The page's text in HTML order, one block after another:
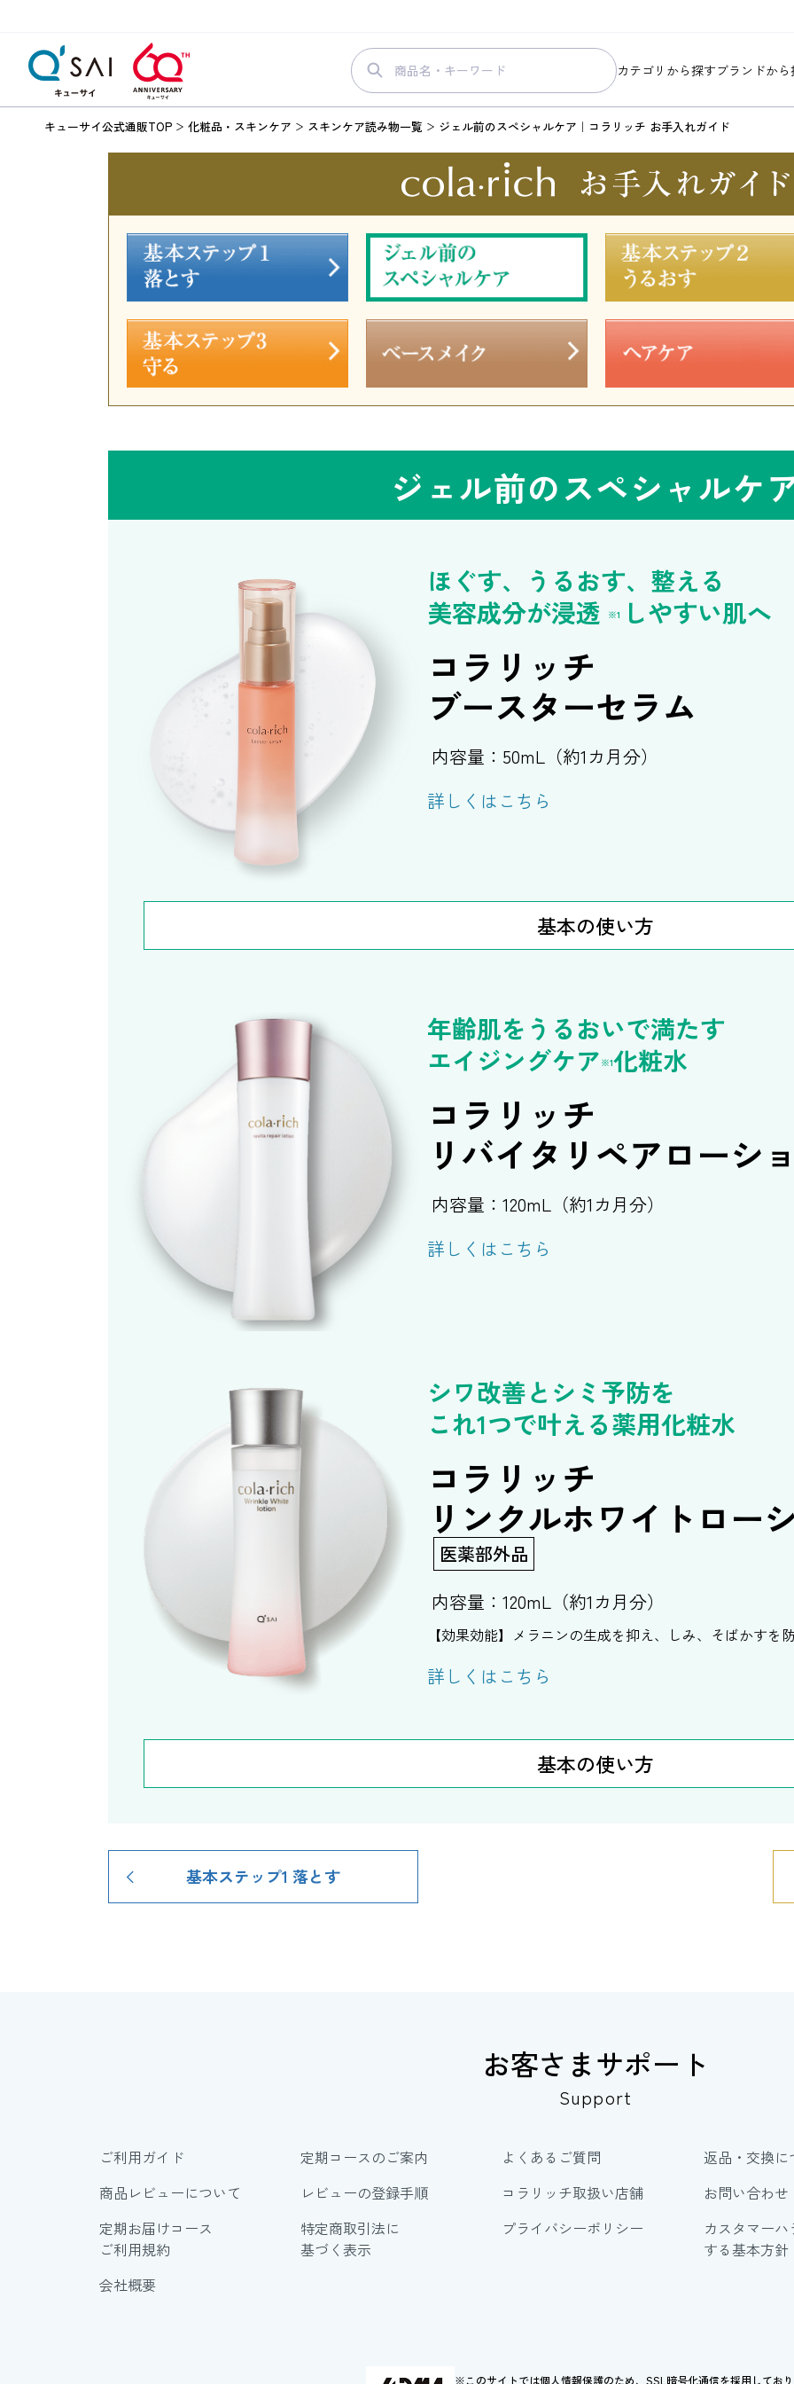
カテゴリから探す
メイク
ボディ&ヘアケア
ヘルスケア
美容・健康グッズ
暮らしの雑貨
すべての商品
ブランドか
コラリッチ
BIONIA
ひざサポー
ケール青汁
キューサイ公式通販TOP 化粧品・スキンケア スキンケア読み物一覧 ジェル前のスペシャルケア｜コラリッチ お手入れガイド
ジェル前のスペシャルケ
ほぐす、うるおす、整える
美容成分が浸透
※1 しやすい肌へ
コラリッチ
ブースターセラム
内容量：50mL（約1カ月分）
詳しくはこちら
基本の使い方
年齢肌をうるおいで満たす
エイジングケア ※1化粧水
コラリッチ
リバイタリペアローシ
内容量：120mL（約1カ月分）
詳しくはこちら
シワ改善とシミ予防を
これ1つで叶える薬用化粧水
コラリッチ
リンクルホワイトロー
医薬部外品
内容量：120mL（約1カ月分）
【効果効能】メラニンの生成を抑え、しみ、そばかすを
詳しくはこちら
基本の使い方
基本ステップ1 落とす
お客さまサポート
Support
ご利用ガイド 定期コースのご案内
定期お届けコース
ご利用規約
よくあるご質問
特定商取引法に
基づく表示
返品・交換に
プライバシーポリシー
カスタマー
する基本方針
商品レビューについて レビューの登録手順 コラリッチ取扱い店舗
会社概要
お問い合わせ
※このサイトでは個人情報保護のため、SSL暗号化通信を採用してお